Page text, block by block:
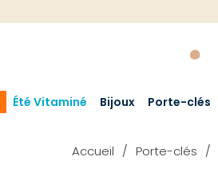
Été Vitaminé Bijoux Porte-clés
Accueil Porte-clés